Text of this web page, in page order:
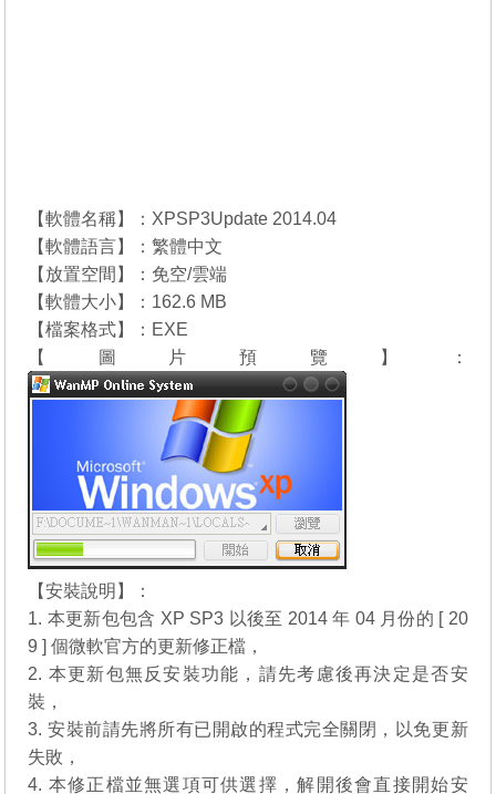
【軟體名稱】：XPSP3Update 2014.04
【軟體語言】：繁體中文
【放置空間】：免空/雲端
【軟體大小】：162.6 MB
【檔案格式】：EXE
【圖片預覽】：
【安裝說明】：
1. 本更新包包含 XP SP3 以後至 2014 年 04 月份的 [ 20
9 ] 個微軟官方的更新修正檔，
2. 本更新包無反安裝功能，請先考慮後再決定是否安
裝，
3. 安裝前請先將所有已開啟的程式完全關閉，以免更新
失敗，
4. 本修正檔並無選項可供選擇，解開後會直接開始安